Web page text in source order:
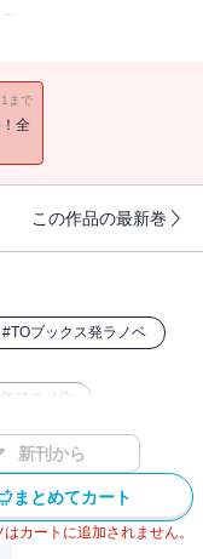
分～
水曜 15時30分～）
ます。
は、迷宮“聖なる巨獣
こずってしまう予想外
まで
全
この作品の最新巻
#TOブックス発ラノベ
アニメ化
新刊から
まとめてカート
カートに追加されません。